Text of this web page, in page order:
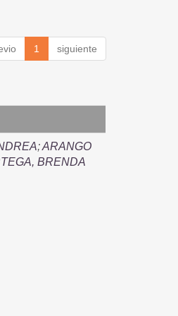
1 siguiente
;ARANGO
BRENDA